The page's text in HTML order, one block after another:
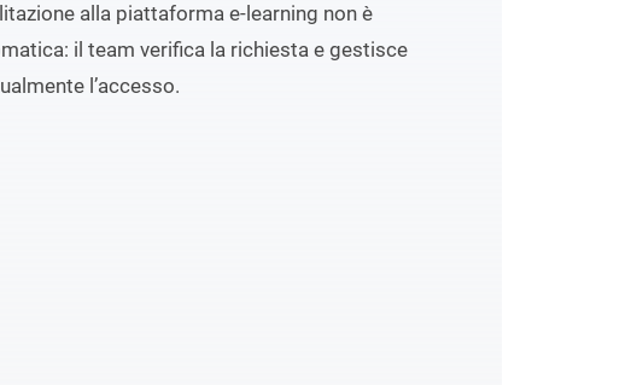
alla piattaforma e-learning non è
il team verifica la richiesta e gestisce
l’accesso.